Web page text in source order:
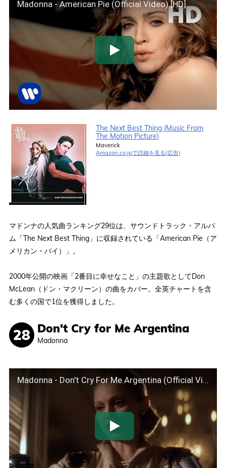
Madonna - American Pie (Official Video) [HD]
The Next Best Thing (Music From
The Motion Picture)
Maverick
Amazon.co.jpで詳細を見る(広告)
マドンナの人気曲ランキング29位は、サウンドトラック・アルバ
ム「The Next Best Thing」に収録されている「American Pie（ア
メリカン・パイ）」。
2000年公開の映画「2番目に幸せなこと」の主題歌としてDon
McLean（ドン・マクリーン）の曲をカバー。全英チャートを含
む多くの国で1位を獲得しました。
Don't Cry for Me Argentina
Madonna
Madonna - Don't Cry For Me Argentina (Official Video)